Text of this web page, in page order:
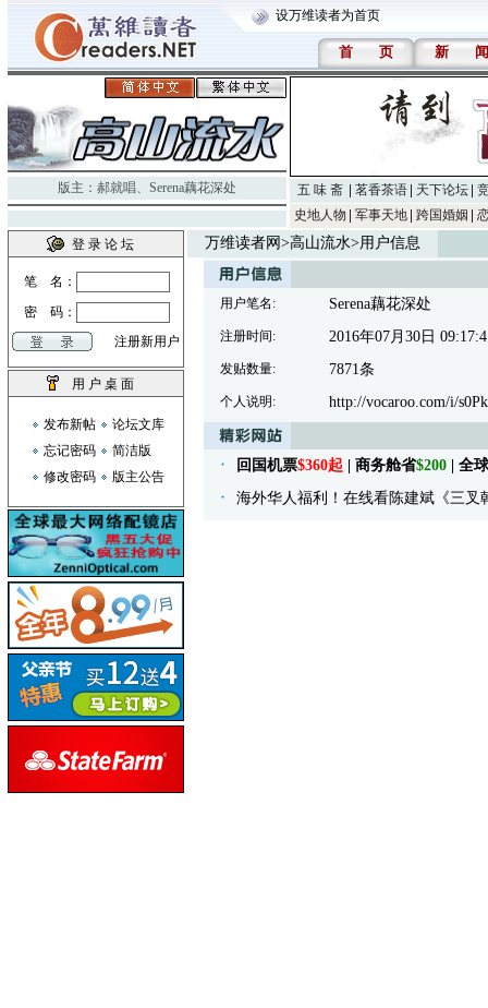
设万维读者为首页
首 页 新 闻
版主： 郝就唱、 Serena藕花深处 五 味 斋 茗香茶语 天下论坛
史地人物
军事天地 跨国婚姻
登 录 论 坛
笔 名：
密 码：
注册新用户
用 户 桌 面
发布新帖
论坛文库
忘记密码
简洁版
修改密码
版主公告
万维读者网 >高山流水>用户信息
用户笔名: Serena藕花深处
注册时间: 2016年07月30日
发贴数量: 7871条
个人说明: http://vocaroo.com/i/
回国机票$360起 | 商务舱省$200 | 全
海外华人福利！在线看陈建斌《三